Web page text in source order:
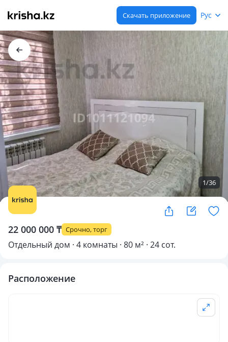
Скачать приложение Рус
1/36
22 000 000 ₸ Срочно, торг
Отдельный дом · 4 комнаты · 80 м² · 24 сот.
Расположение